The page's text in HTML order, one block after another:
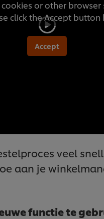
or other
click the Accept button
Accept
veel
aan je
functie te